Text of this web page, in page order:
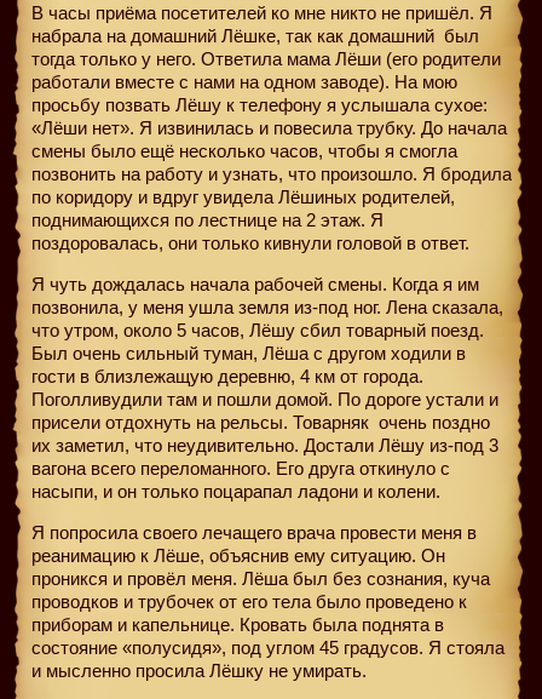
В часы приёма посетителей ко мне никто не пришёл. Я
набрала на домашний Лёшке, так как домашний был
тогда только у него. Ответила мама Лёши (его родители
работали вместе с нами на одном заводе). На мою
просьбу позвать Лёшу к телефону я услышала сухое:
«Лёши нет». Я извинилась и повесила трубку. До начала
смены было ещё несколько часов, чтобы я смогла
позвонить на работу и узнать, что произошло. Я бродила
по коридору и вдруг увидела Лёшиных родителей,
поднимающихся по лестнице на 2 этаж. Я
поздоровалась, они только кивнули головой в ответ.
Я чуть дождалась начала рабочей смены. Когда я им
позвонила, у меня ушла земля из-под ног. Лена сказала,
что утром, около 5 часов, Лёшу сбил товарный поезд.
Был очень сильный туман, Лёша с другом ходили в
гости в близлежащую деревню, 4 км от города.
Поголливудили там и пошли домой. По дороге устали и
присели отдохнуть на рельсы. Товарняк очень поздно
их заметил, что неудивительно. Достали Лёшу из-под 3
вагона всего переломанного. Его друга откинуло с
насыпи, и он только поцарапал ладони и колени.
Я попросила своего лечащего врача провести меня в
реанимацию к Лёше, объяснив ему ситуацию. Он
проникся и провёл меня. Лёша был без сознания, куча
проводков и трубочек от его тела было проведено к
приборам и капельнице. Кровать была поднята в
состояние «полусидя», под углом 45 градусов. Я стояла
и мысленно просила Лёшку не умирать.